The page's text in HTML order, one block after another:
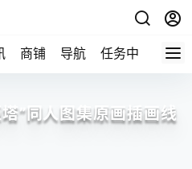
商铺 导航 任务中心 帮助
”同人图集原画插画线